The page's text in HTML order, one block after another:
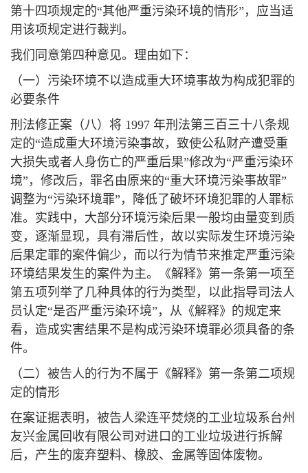
第十四项规定的“其他严重污染环境的情形”，应当适
用该项规定进行裁判。
我们同意第四种意见。理由如下：
（一）污染环境不以造成重大环境事故为构成犯罪的
必要条件
刑法修正案（八）将 1997 年刑法第三百三十八条规
定的“造成重大环境污染事故，致使公私财产遭受重
大损失或者人身伤亡的严重后果”修改为“严重污染环
境”，修改后，罪名由原来的“重大环境污染事故罪”
调整为“污染环境罪”，降低了破坏环境犯罪的人罪标
准。实践中，大部分环境污染后果一般均由量变到质
变，逐渐显现，具有滞后性，故以实际发生环境污染
后果定罪的案件偏少，而以行为情节来推定严重污染
环境结果发生的案件为主。《解释》第一条第一项至
第五项列举了几种具体的行为类型，以此指导司法人
员认定“是否严重污染环境”，从《解释》的规定来
看，造成实害结果不是构成污染环境罪必须具备的条
件。
（二）被告人的行为不属于《解释》第一条第二项规
定的情形
在案证据表明，被告人梁连平焚烧的工业垃圾系台州
友兴金属回收有限公司对进口的工业垃圾进行拆解
后，产生的废弃塑料、橡胶、金属等固体废物。